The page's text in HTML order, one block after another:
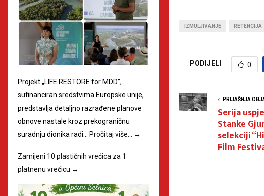
IZMULJIVANJE RETENCIJA
PODIJELI 0
PRIJAŠNJA
Serija
Stanke
selekciji
Film
Projekt „LIFE RESTORE for MDD”,
sufinanciran sredstvima Europske unije,
predstavlja detaljno razrađene planove
obnove nastale kroz prekograničnu
suradnju dionika radi…
Pročitaj više… →
Zamijeni 10 plastičnih vrećica za 1
platnenu vrećicu →